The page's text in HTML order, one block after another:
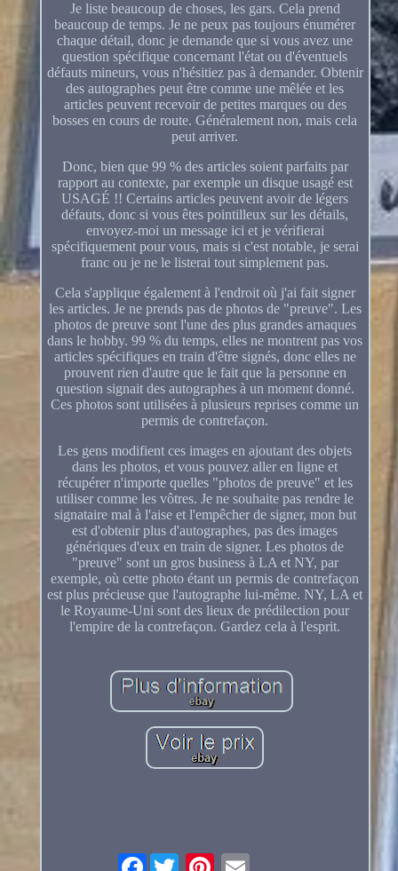
Je liste beaucoup de choses, les gars. Cela prend
beaucoup de temps. Je ne peux pas toujours énumérer
chaque détail, donc je demande que si vous avez une
question spécifique concernant l'état ou d'éventuels
défauts mineurs, vous n'hésitiez pas à demander. Obtenir
des autographes peut être comme une mêlée et les
articles peuvent recevoir de petites marques ou des
bosses en cours de route. Généralement non, mais cela
peut arriver.
Donc, bien que 99 % des articles soient parfaits par
rapport au contexte, par exemple un disque usagé est
USAGÉ !! Certains articles peuvent avoir de légers
défauts, donc si vous êtes pointilleux sur les détails,
envoyez-moi un message ici et je vérifierai
spécifiquement pour vous, mais si c'est notable, je serai
franc ou je ne le listerai tout simplement pas.
Cela s'applique également à l'endroit où j'ai fait signer
les articles. Je ne prends pas de photos de "preuve". Les
photos de preuve sont l'une des plus grandes arnaques
dans le hobby. 99 % du temps, elles ne montrent pas vos
articles spécifiques en train d'être signés, donc elles ne
prouvent rien d'autre que le fait que la personne en
question signait des autographes à un moment donné.
Ces photos sont utilisées à plusieurs reprises comme un
permis de contrefaçon.
Les gens modifient ces images en ajoutant des objets
dans les photos, et vous pouvez aller en ligne et
récupérer n'importe quelles "photos de preuve" et les
utiliser comme les vôtres. Je ne souhaite pas rendre le
signataire mal à l'aise et l'empêcher de signer, mon but
est d'obtenir plus d'autographes, pas des images
génériques d'eux en train de signer. Les photos de
"preuve" sont un gros business à LA et NY, par
exemple, où cette photo étant un permis de contrefaçon
est plus précieuse que l'autographe lui-même. NY, LA et
le Royaume-Uni sont des lieux de prédilection pour
l'empire de la contrefaçon. Gardez cela à l'esprit.
Facebook